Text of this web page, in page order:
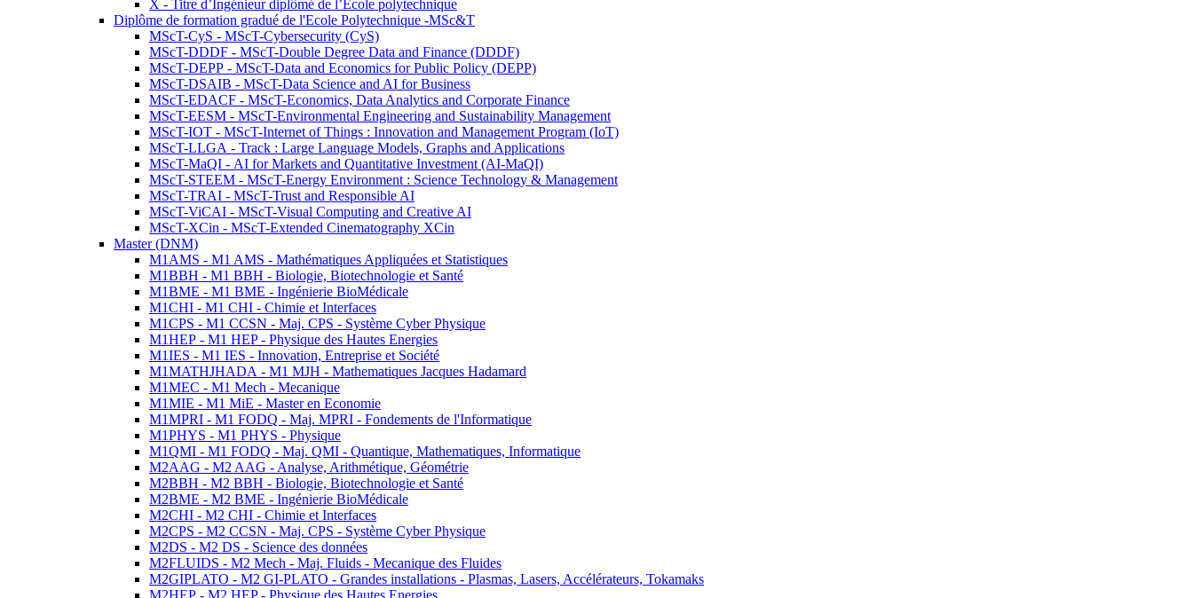
X - Titre d’Ingénieur diplômé de l’École polytechnique
Diplôme de formation gradué de l'Ecole Polytechnique -MSc&T
MScT-CyS - MScT-Cybersecurity (CyS)
MScT-DDDF - MScT-Double Degree Data and Finance (DDDF)
MScT-DEPP - MScT-Data and Economics for Public Policy (DEPP)
MScT-DSAIB - MScT-Data Science and AI for Business
MScT-EDACF - MScT-Economics, Data Analytics and Corporate Finance
MScT-EESM - MScT-Environmental Engineering and Sustainability Management
MScT-IOT - MScT-Internet of Things : Innovation and Management Program (IoT)
MScT-LLGA - Track : Large Language Models, Graphs and Applications
MScT-MaQI - AI for Markets and Quantitative Investment (AI-MaQI)
MScT-STEEM - MScT-Energy Environment : Science Technology & Management
MScT-TRAI - MScT-Trust and Responsible AI
MScT-ViCAI - MScT-Visual Computing and Creative AI
MScT-XCin - MScT-Extended Cinematography XCin
Master (DNM)
M1AMS - M1 AMS - Mathématiques Appliquées et Statistiques
M1BBH - M1 BBH - Biologie, Biotechnologie et Santé
M1BME - M1 BME - Ingénierie BioMédicale
M1CHI - M1 CHI - Chimie et Interfaces
M1CPS - M1 CCSN - Maj. CPS - Système Cyber Physique
M1HEP - M1 HEP - Physique des Hautes Energies
M1IES - M1 IES - Innovation, Entreprise et Société
M1MATHJHADA - M1 MJH - Mathematiques Jacques Hadamard
M1MEC - M1 Mech - Mecanique
M1MIE - M1 MiE - Master en Economie
M1MPRI - M1 FODQ - Maj. MPRI - Fondements de l'Informatique
M1PHYS - M1 PHYS - Physique
M1QMI - M1 FODQ - Maj. QMI - Quantique, Mathematiques, Informatique
M2AAG - M2 AAG - Analyse, Arithmétique, Géométrie
M2BBH - M2 BBH - Biologie, Biotechnologie et Santé
M2BME - M2 BME - Ingénierie BioMédicale
M2CHI - M2 CHI - Chimie et Interfaces
M2CPS - M2 CCSN - Maj. CPS - Système Cyber Physique
M2DS - M2 DS - Science des données
M2FLUIDS - M2 Mech - Maj. Fluids - Mecanique des Fluides
M2GIPLATO - M2 GI-PLATO - Grandes installations - Plasmas, Lasers, Accélérateurs, Tokamaks
M2HEP - M2 HEP - Physique des Hautes Energies